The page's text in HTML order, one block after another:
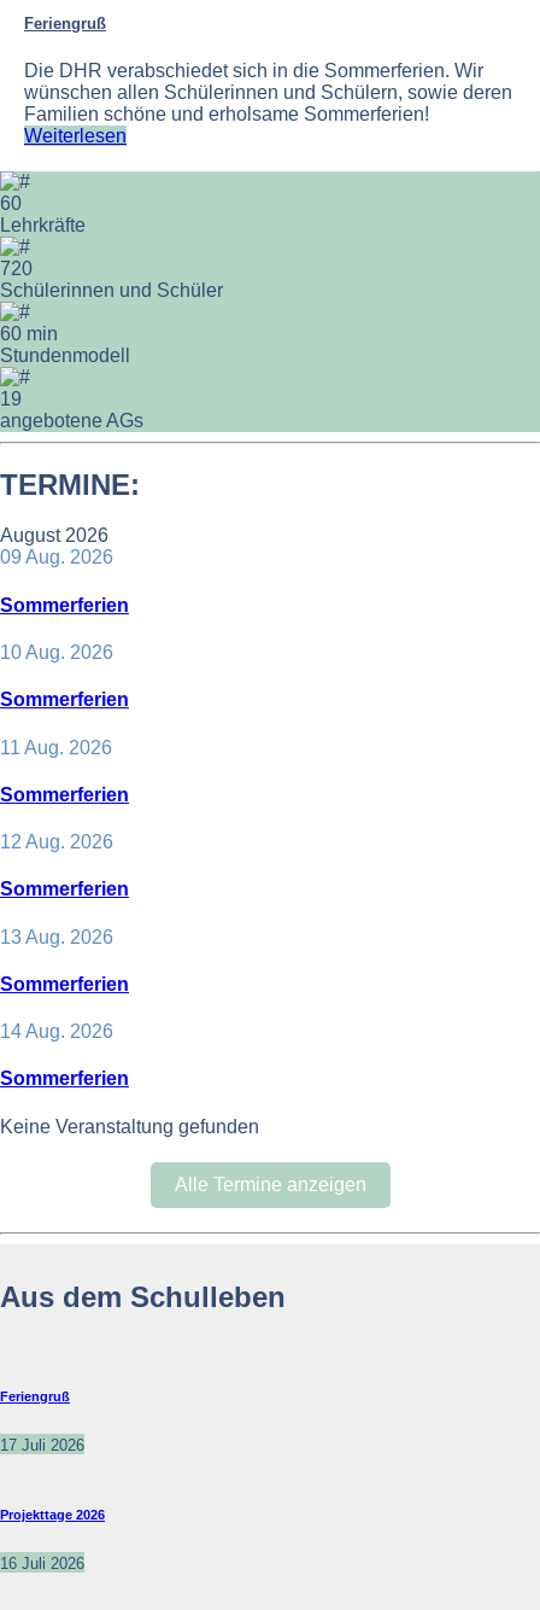
Feriengruß
Die DHR verabschiedet sich in die Sommerferien. Wir
wünschen allen Schülerinnen und Schülern, sowie deren
Familien schöne und erholsame Sommerferien!
Weiterlesen
60
Lehrkräfte
720
Schülerinnen und Schüler
60 min
Stundenmodell
19
angebotene AGs
TERMINE:
August 2026
09 Aug. 2026
Sommerferien
10 Aug. 2026
Sommerferien
11 Aug. 2026
Sommerferien
12 Aug. 2026
Sommerferien
13 Aug. 2026
Sommerferien
14 Aug. 2026
Sommerferien
Keine Veranstaltung gefunden
Alle Termine anzeigen
Aus dem Schulleben
Feriengruß
17 Juli 2026
Projekttage 2026
16 Juli 2026